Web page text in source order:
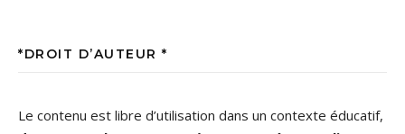
*DROIT D’AUTEUR *
Le contenu est libre d’utilisation dans un contexte éducatif,